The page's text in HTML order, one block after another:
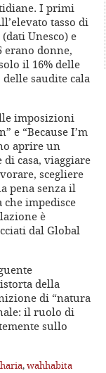
I primi
tasso di
Unesco) e
erano donne,
il 16% delle
saudite cala
imposizioni
e “Because I’m
aprire un
casa, viaggiare
scegliere
pena senza il
che impedisce
è
dal Global
della
di “natura
il ruolo di
sullo
,wahhabita